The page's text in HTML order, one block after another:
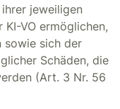
jeweiligen
KI-VO ermöglichen,
sowie sich der
Schäden, die
(Art. 3 Nr. 56